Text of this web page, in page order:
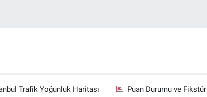
Trafik Yoğunluk Haritası Puan Durumu ve Fikstür